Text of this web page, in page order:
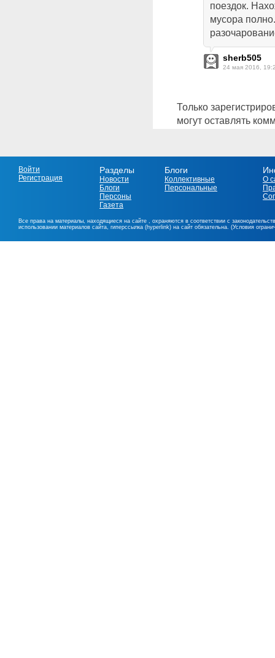
поездок.
мусора
sherb505
24 мая 2016,
Только
могут оставлять
Войти
Регистрация
Разделы
Новости
Блоги
Персоны
Газета
Блоги
Коллективные
Персональные
О
Все права на материалы, находящиеся на сайте , охраняются в соответствии с
использовании материалов сайта, гиперссылка (hyperlink) на сайт обязательна. (Условия